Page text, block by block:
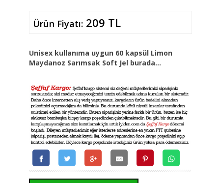
Ürün Fiyatı:209 TL
Unisex kullanıma uygun 60 kapsül Limon
Maydanoz Sarımsak Soft Jel burada...